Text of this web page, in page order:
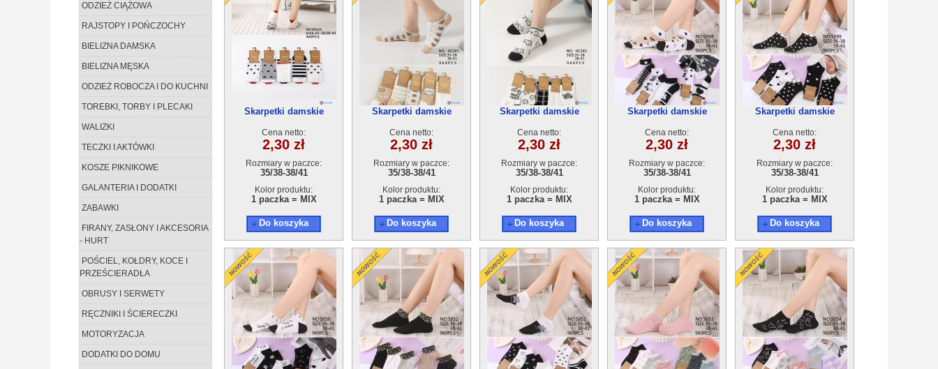
ODZIEŻ CIĄŻOWA
RAJSTOPY I POŃCZOCHY
BIELIZNA DAMSKA
BIELIZNA MĘSKA
ODZIEŻ ROBOCZA I DO KUCHNI
TOREBKI, TORBY I PLECAKI
WALIZKI
TECZKI I AKTÓWKI
KOSZE PIKNIKOWE
GALANTERIA I DODATKI
ZABAWKI
FIRANY, ZASŁONY I AKCESORIA
- HURT
POŚCIEL, KOŁDRY, KOCE I
PRZEŚCIERADŁA
OBRUSY I SERWETY
RĘCZNIKI I ŚCIERECZKI
MOTORYZACJA
DODATKI DO DOMU
Skarpetki damskie
Cena netto:
2,30 zł
Rozmiary w paczce:
35/38-38/41
Kolor produktu:
1 paczka = MIX
Do koszyka
Skarpetki damskie
Cena netto:
2,30 zł
Rozmiary w paczce:
35/38-38/41
Kolor produktu:
1 paczka = MIX
Do koszyka
Skarpetki damskie
Cena netto:
2,30 zł
Rozmiary w paczce:
35/38-38/41
Kolor produktu:
1 paczka = MIX
Do koszyka
Skarpetki damskie
Cena netto:
2,30 zł
Rozmiary w paczce:
35/38-38/41
Kolor produktu:
1 paczka = MIX
Do koszyka
Skarpetki damskie
Cena netto:
2,30 zł
Rozmiary w paczce:
35/38-38/41
Kolor produktu:
1 paczka = MIX
Do koszyka